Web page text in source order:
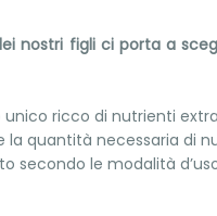
nostri figli ci porta a
unico ricco di nutrienti
quantità necessaria di
secondo le modalità